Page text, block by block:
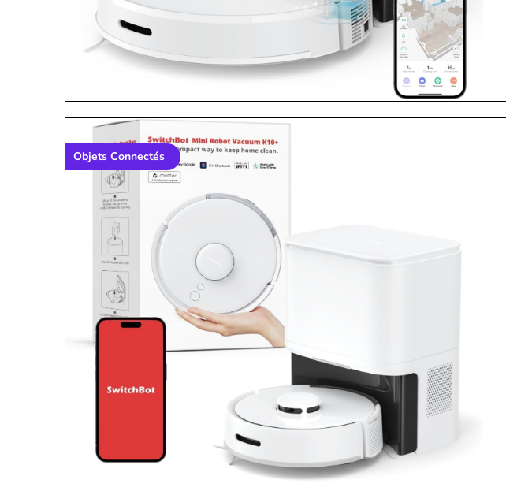
Objets Connectés